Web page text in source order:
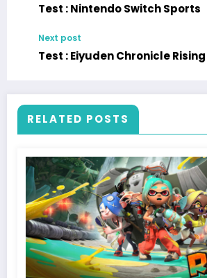
Test : Nintendo Switch Sports
Next post
Test : Eiyuden Chronicle Rising
RELATED POSTS